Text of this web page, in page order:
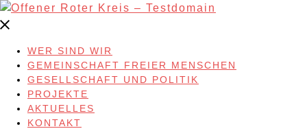
Skip
to
WER SIND WIR
GEMEINSCHAFT FREIER MENSCHEN
GESELLSCHAFT UND POLITIK
PROJEKTE
AKTUELLES
KONTAKT